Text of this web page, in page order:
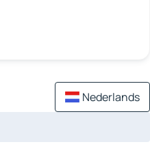
Nederlands